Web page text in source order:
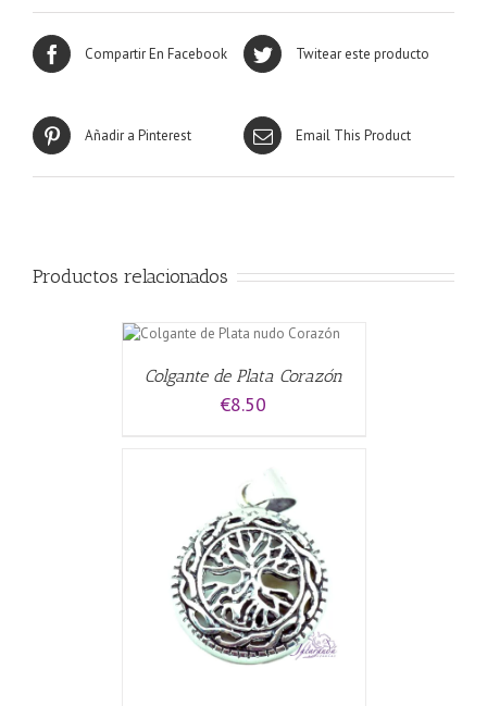
Compartir En Facebook Twitear este producto
Añadir a Pinterest Email This Product
Productos relacionados
Colgante de Plata Corazón
€8.50